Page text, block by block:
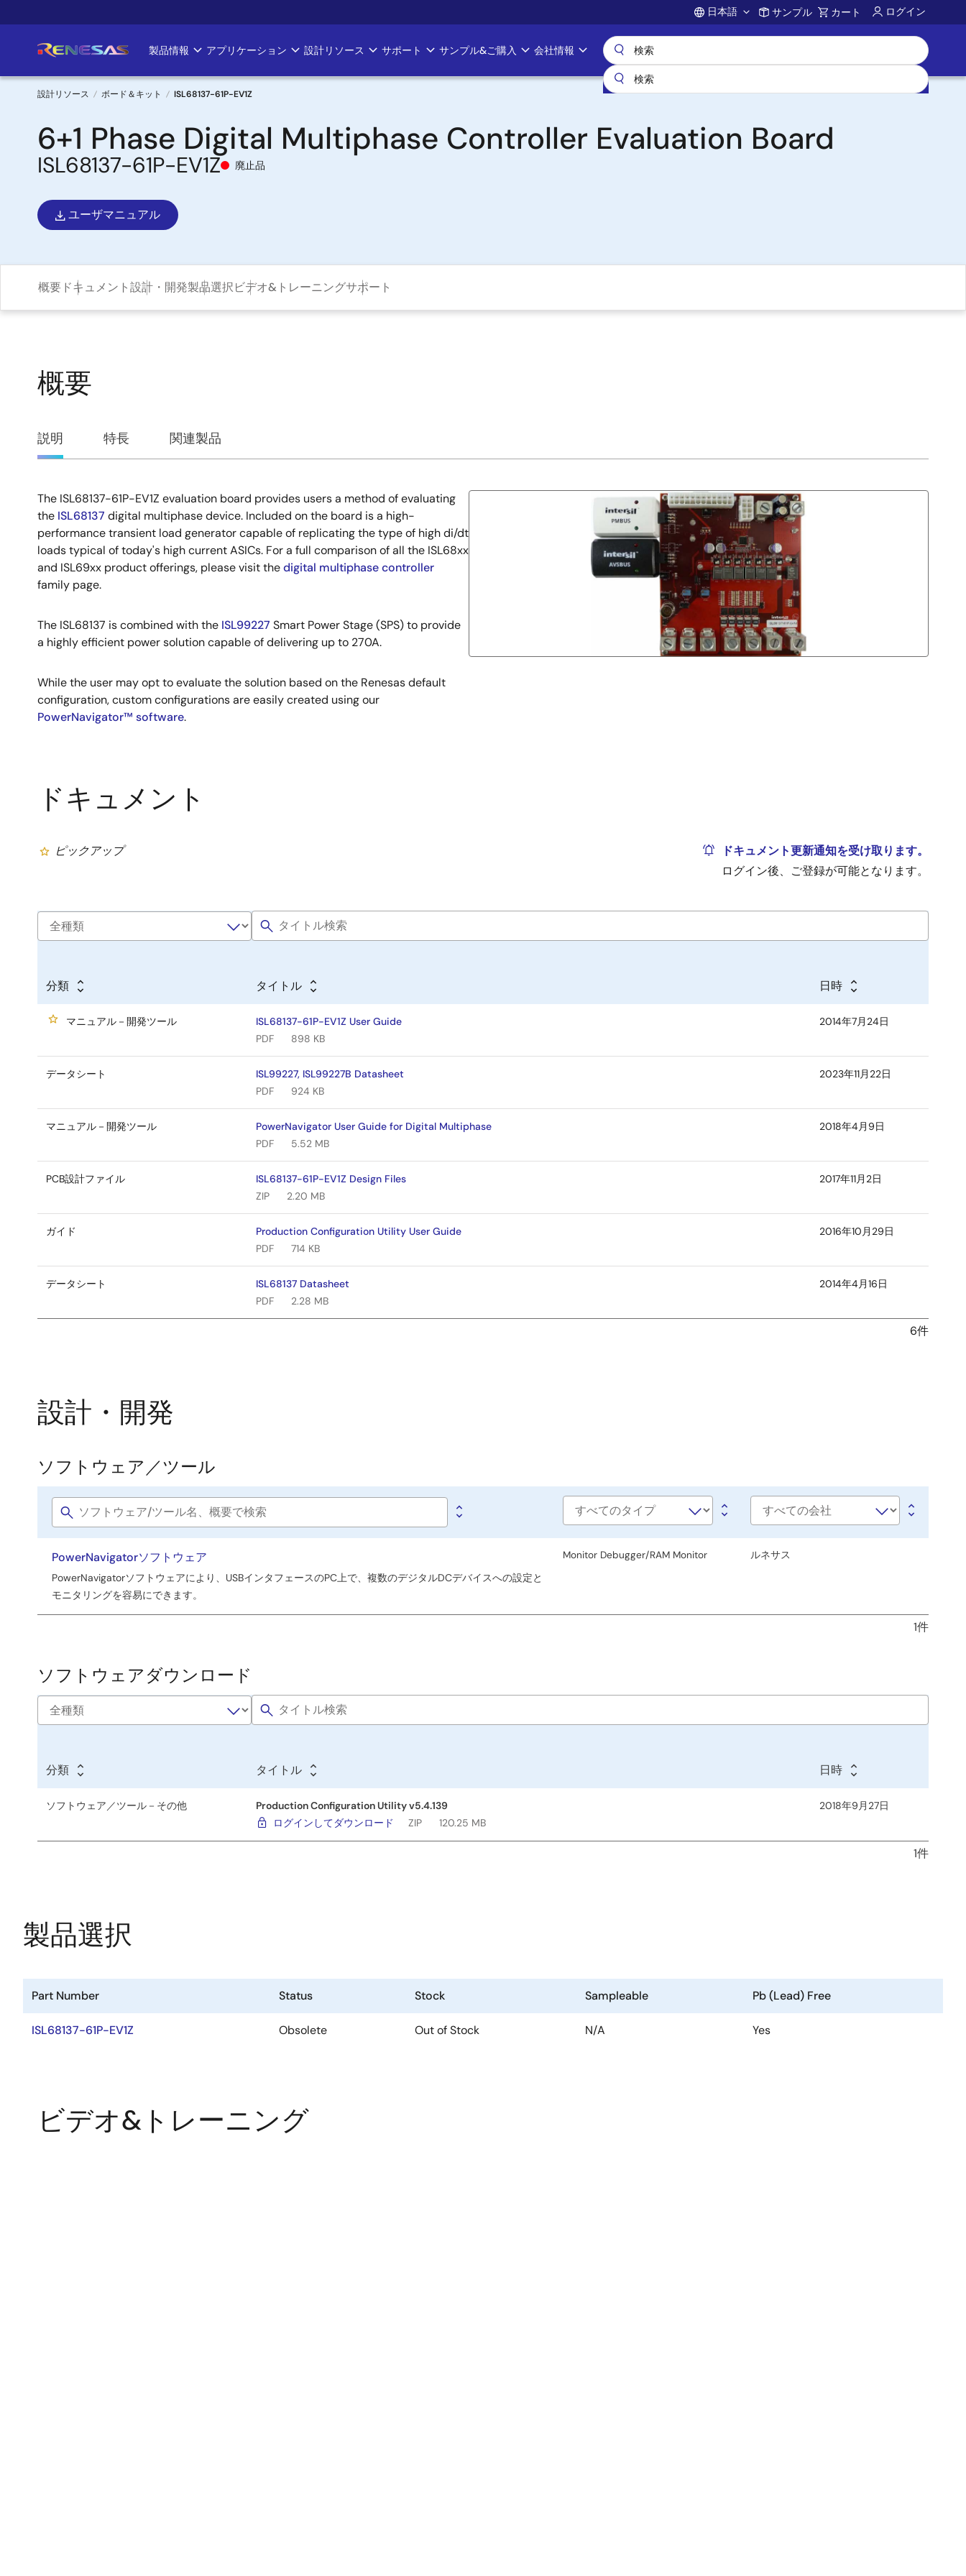
イ
ン
Account
日本語 サンプル カート ログイン
Main
navigation
製品情報 アプリケーション 設計リソース サポート サンプル&ご購入 会社情報
パ
ン
く
ず
設計リソース ボード＆キット ISL68137-61P-EV1Z
6+1 Phase Digital Multiphase Controller Evaluation Board
ISL68137-61P-EV1Z 廃止品
ユーザマニュアル
概要 ドキュメント設計・開発製品選択ビデオ&トレーニングサポート
概要
概
説明 特長 関連製品
説
明
The ISL68137-61P-EV1Z evaluation board provides users a method of evaluating
the ISL68137 digital multiphase device. Included on the board is a high-
performance transient load generator capable of replicating the type of high di/dt
loads typical of today's high current ASICs. For a full comparison of all the ISL68xx
and ISL69xx product offerings, please visit thedigital multiphase controller
family page.
The ISL68137 is combined with the ISL99227 Smart Power Stage (SPS) to provide
a highly efficient power solution capable of delivering up to 270A.
While the user may opt to evaluate the solution based on the Renesas default
configuration, custom configurations are easily created using our
PowerNavigator™ software.
ドキュメント
ピックアップ
ドキュメント更新通知を受け取ります。
ログイン後、ご登録が可能となります。
分類 タイトル 日時
マニュアル－開発ツール
ISL68137-61P-EV1Z User Guide
PDF
898 KB
2014年7月24日
データシート
ISL99227, ISL99227B Datasheet
PDF
924 KB
2023年11月22日
マニュアル－開発ツール
PowerNavigator User Guide for Digital Multiphase
PDF
5.52 MB
2018年4月9日
PCB設計ファイル
ISL68137-61P-EV1Z Design Files
ZIP
2.20 MB
2017年11月2日
ガイド
Production Configuration Utility User Guide
PDF
714 KB
2016年10月29日
データシート
ISL68137 Datasheet
PDF
2.28 MB
2014年4月16日
6件
設計・開発
ソ
フ
ト
ウ
ェ
ア
／
ル
ソフトウェア／ツール
Software
title
Software
名
PowerNavigatorソフトウェア
PowerNavigatorソフトウェアにより、USBインタフェースのPC上で、複数のデジタルDCデバイスへの設定と
モニタリングを容易にできます。
Monitor Debugger/RAM Monitor ルネサス
1件
ソフトウェアダウンロード
分類 タイトル 日時
ソフトウェア／ツール－その他
Production Configuration Utility v5.4.139
ログインしてダウンロード
ZIP 120.25 MB
2018年9月27日
1件
製品選択
Part Number Status Stock Sampleable Pb (Lead) Free
ISL68137-61P-EV1Z Obsolete Out of Stock N/A Yes
ビデオ&トレーニング